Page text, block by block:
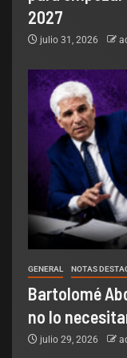
2027
julio 31, 2026
GENERAL NOTAS
Bartolomé
no lo
julio 29, 2026